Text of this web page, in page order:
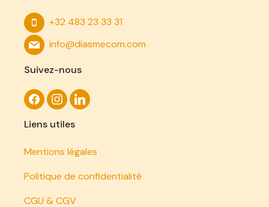
+32 483 23 33 31
info@diasmecom.com
Suivez-nous
Liens utiles
Mentions légales
Politique de confidentialité
CGU & CGV